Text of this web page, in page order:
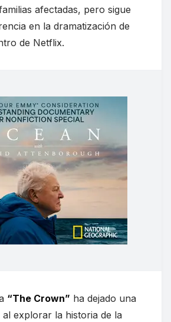
afectadas, pero sigue
en la dramatización de
de Netflix.
“The Crown” ha dejado una
explorar la historia de la